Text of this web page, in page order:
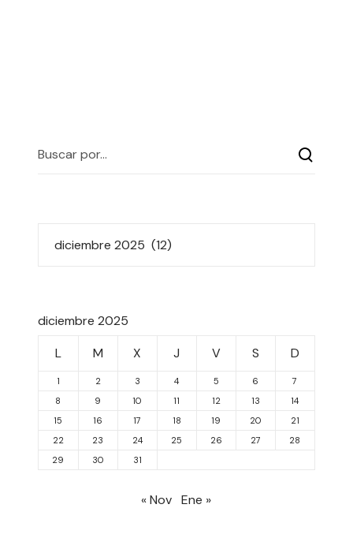
diciembre 2025
L
M X J V S D
1 2 3 4 5 6
7
8
9 10 11 12 13
14
15
16 17 18 19 20
21
22
23 24 25 26 27
28
29
30 31
« Nov Ene »